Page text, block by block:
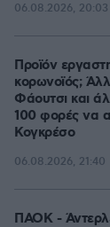
06.08.2026, 20:03
Προϊόν
κορωνοϊός;
Φάουτσι και
100 φορές να
Κογκρέσο
06.08.2026, 21:40
ΠΑΟΚ -